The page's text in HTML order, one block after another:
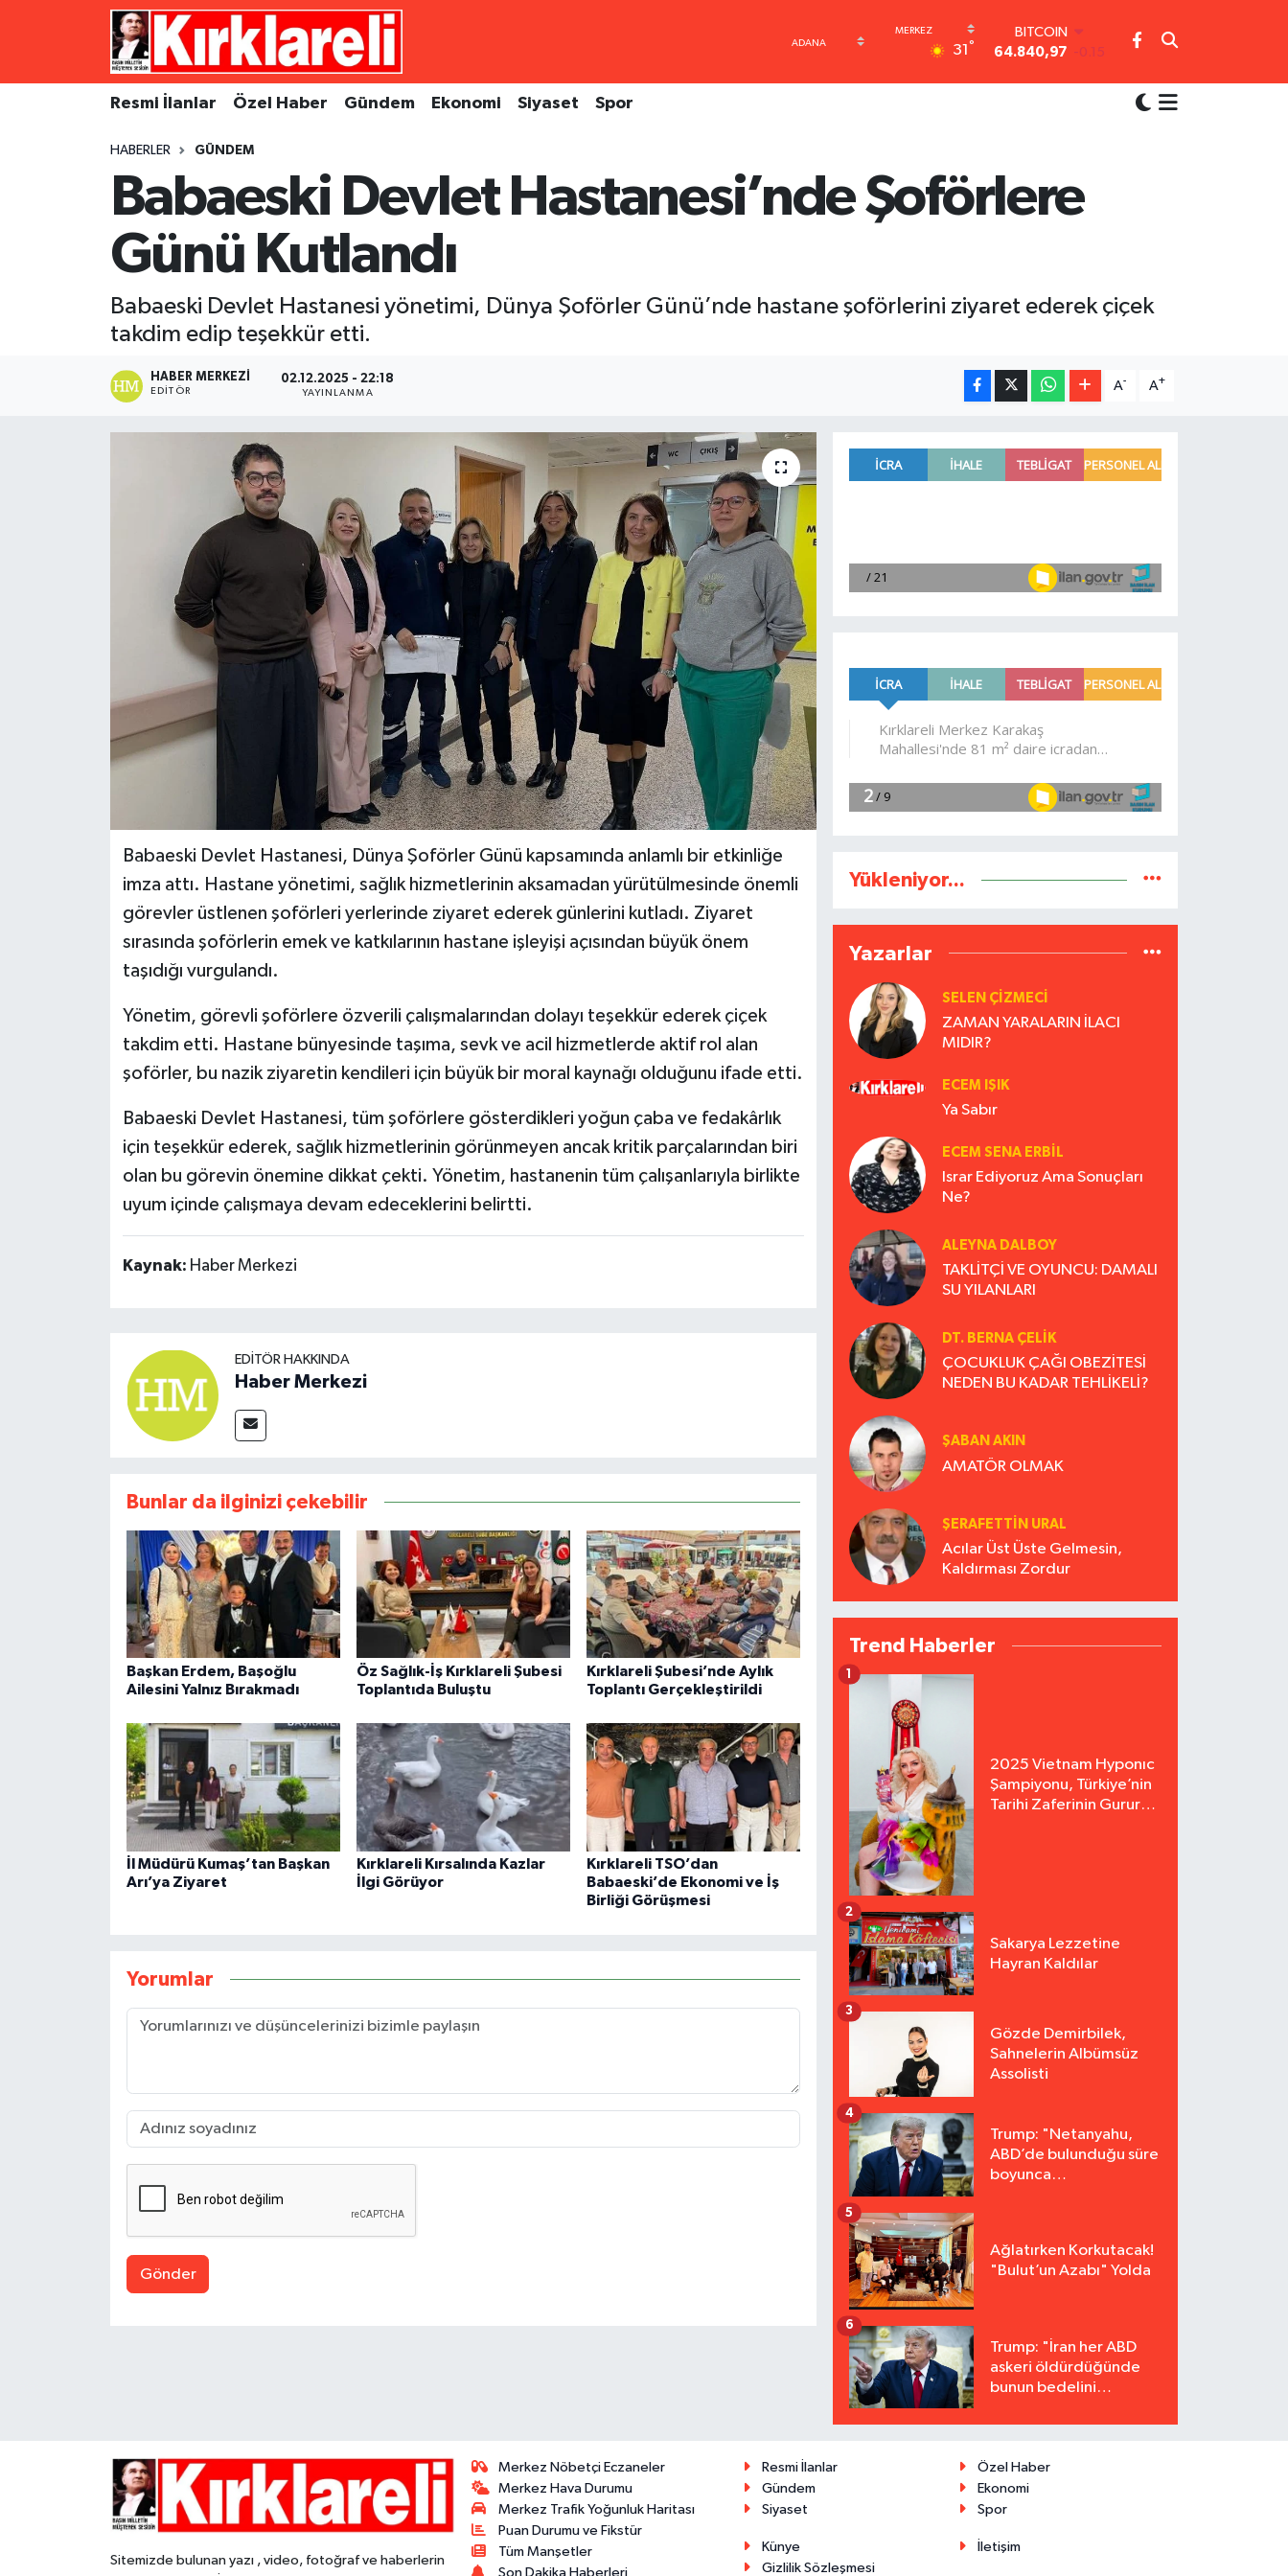
31 °
BITCOIN
64.840,97 -0.15
64,4811
GRAM ALTIN
6660.55 0
Resmi İlanlar Özel Haber Gündem Ekonomi Siyaset Spor
HABERLER GÜNDEM
Babaeski Devlet Hastanesi’nde Şoförlere
Günü Kutlandı
Babaeski Devlet Hastanesi yönetimi, Dünya Şoförler Günü’nde hastane şoförlerini ziyaret ederek çiçek
takdim edip teşekkür etti.
HABER MERKEZI
EDITÖR
02.12.2025 - 22:18
YAYINLANMA
A- A+
Babaeski Devlet Hastanesi, Dünya Şoförler Günü kapsamında anlamlı bir etkinliğe
imza attı. Hastane yönetimi, sağlık hizmetlerinin aksamadan yürütülmesinde önemli
görevler üstlenen şoförleri yerlerinde ziyaret ederek günlerini kutladı. Ziyaret
sırasında şoförlerin emek ve katkılarının hastane işleyişi açısından büyük önem
taşıdığı vurgulandı.
Yönetim, görevli şoförlere özverili çalışmalarından dolayı teşekkür ederek çiçek
takdim etti. Hastane bünyesinde taşıma, sevk ve acil hizmetlerde aktif rol alan
şoförler, bu nazik ziyaretin kendileri için büyük bir moral kaynağı olduğunu ifade etti.
Babaeski Devlet Hastanesi, tüm şoförlere gösterdikleri yoğun çaba ve fedakârlık
için teşekkür ederek, sağlık hizmetlerinin görünmeyen ancak kritik parçalarından biri
olan bu görevin önemine dikkat çekti. Yönetim, hastanenin tüm çalışanlarıyla birlikte
uyum içinde çalışmaya devam edeceklerini belirtti.
Kaynak: Haber Merkezi
EDITÖR HAKKINDA
Haber Merkezi
Bunlar da ilginizi çekebilir
Başkan Erdem, Başoğlu
Ailesini Yalnız Bırakmadı
Öz Sağlık-İş Kırklareli Şubesi
Toplantıda Buluştu
Kırklareli Şubesi’nde Aylık
Toplantı Gerçekleştirildi
İl Müdürü Kumaş’tan Başkan
Arı’ya Ziyaret
Kırklareli Kırsalında Kazlar
İlgi Görüyor
Kırklareli TSO’dan
Babaeski’de Ekonomi ve İş
Birliği Görüşmesi
Yorumlar
Gönder
Yükleniyor...
Yazarlar
SELEN ÇİZMECİ
ZAMAN YARALARIN İLACI
MIDIR?
ECEM IŞIK
Ya Sabır
ECEM SENA ERBIL
Israr Ediyoruz Ama Sonuçları
Ne?
ALEYNA DALBOY
TAKLİTÇİ VE OYUNCU: DAMALI
SU YILANLARI
DT. BERNA ÇELIK
ÇOCUKLUK ÇAĞI OBEZİTESİ
NEDEN BU KADAR TEHLİKELİ?
ŞABAN AKIN
AMATÖR OLMAK
ŞERAFETTIN URAL
Acılar Üst Üste Gelmesin,
Kaldırması Zordur
Trend Haberler
2025 Vietnam Hyponıc
Şampiyonu, Türkiye’nin
Tarihi Zaferinin Gururu
1
Sakarya Lezzetine
Hayran Kaldılar
2
Gözde Demirbilek,
Sahnelerin Albümsüz
Assolisti
3
Trump: "Netanyahu,
ABD’de bulunduğu süre
boyunca
4
Ağlatırken Korkutacak!
"Bulut’un Azabı" Yolda
5
Trump: "İran her ABD
askeri öldürdüğünde
bunun bedelini
6
Sitemizde bulunan yazı , video, fotoğraf ve haberlerin
Merkez Nöbetçi Eczaneler
Merkez Hava Durumu
Merkez Trafik Yoğunluk Haritası
Puan Durumu ve Fikstür
Tüm Manşetler
Son Dakika Haberleri
Resmi İlanlar
Özel Haber
Gündem
Ekonomi
Siyaset
Spor
Künye
İletişim
Gizlilik Sözleşmesi
Resmi İlanlar
Ekonomi
Kültür Sanat
Magazin
Merkez Nöbetçi Eczaneler
Süper Lig Puan Durumu ve Fikstür
Tüm Manşetler
Son Dakika Haberleri